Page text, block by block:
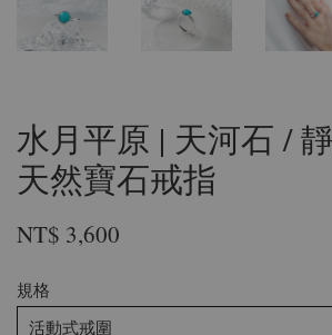
水月平原 | 天河石 /
天然寶石戒指
NT$ 3,600
規格